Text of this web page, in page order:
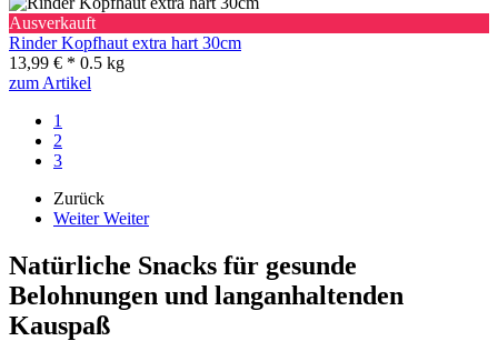
Ausverkauft
Rinder Kopfhaut extra hart 30cm
13,99 € * 0.5 kg
zum Artikel
1
2
3
Zurück
Weiter Weiter
Natürliche Snacks für gesunde
Belohnungen und langanhaltenden
Kauspaß